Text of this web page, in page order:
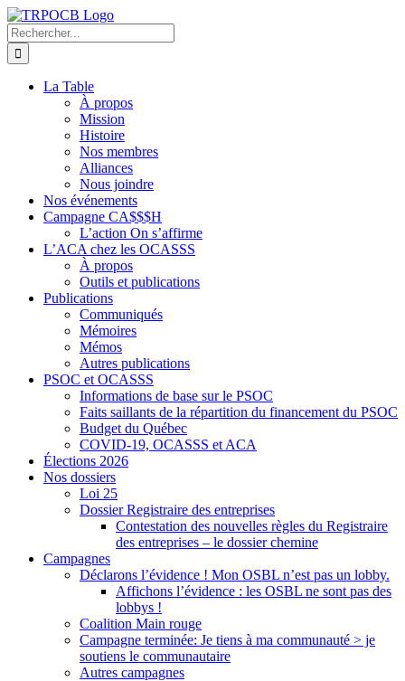
Passer
au
contenu
Rechercher:
La Table
À propos
Mission
Histoire
Nos membres
Alliances
Nous joindre
Nos événements
Campagne CA$$$H
L’action On s’affirme
L’ACA chez les OCASSS
À propos
Outils et publications
Publications
Communiqués
Mémoires
Mémos
Autres publications
PSOC et OCASSS
Informations de base sur le PSOC
Faits saillants de la répartition du financement du PSOC
Budget du Québec
COVID-19, OCASSS et ACA
Élections 2026
Nos dossiers
Loi 25
Dossier Registraire des entreprises
Contestation des nouvelles règles du Registraire
des entreprises – le dossier chemine
Campagnes
Déclarons l’évidence ! Mon OSBL n’est pas un lobby.
Affichons l’évidence : les OSBL ne sont pas des
lobbys !
Coalition Main rouge
Campagne terminée: Je tiens à ma communauté > je
soutiens le communautaire
Autres campagnes